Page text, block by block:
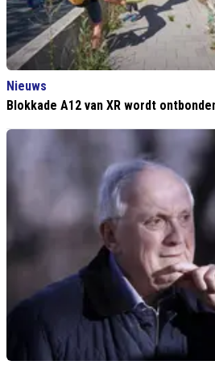
Nieuws
Blokkade A12 van XR wordt